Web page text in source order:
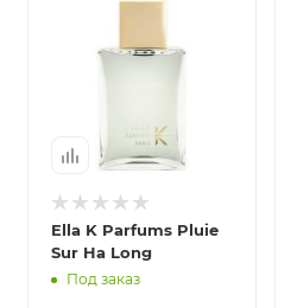
Ella K Parfums Pluie
Sur Ha Long
Под заказ